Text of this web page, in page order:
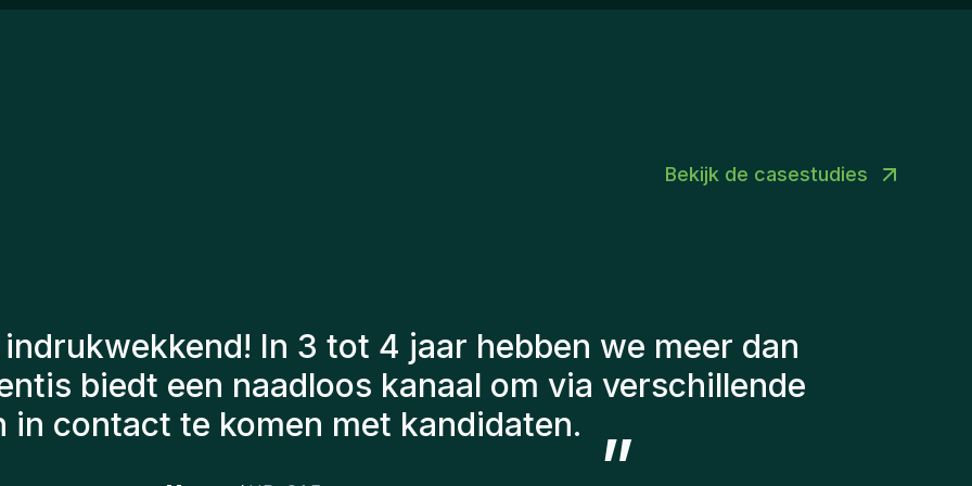
Make an Impact?Are you ready to combine
recruitment, business development, and
Bekijk de casestudies
Gentis hebben altijd rekening gehouden met een
ons de juiste kandidaten voor te stellen. De
aangeworven, werken nog steeds bij ons en
tevreden dat we ze onlangs in ons team hebben